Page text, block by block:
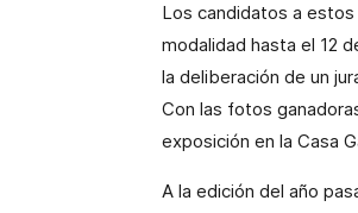
Los candidatos a
modalidad hasta el 12
la deliberación de un
Con las fotos
exposición en la Casa
A la edición del año